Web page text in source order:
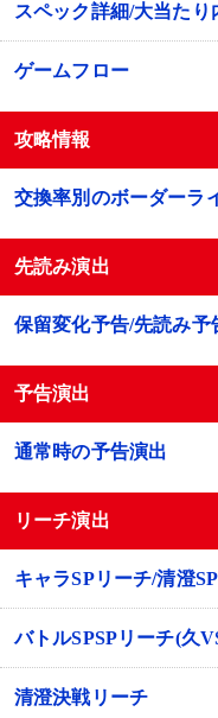
スペック詳細/大当たり
ゲームフロー
攻略情報
交換率別のボーダーラ
先読み演出
保留変化予告/先読み予
予告演出
通常時の予告演出
リーチ演出
キャラSPリーチ/清澄
バトルSPSPリーチ(久
清澄決戦リーチ